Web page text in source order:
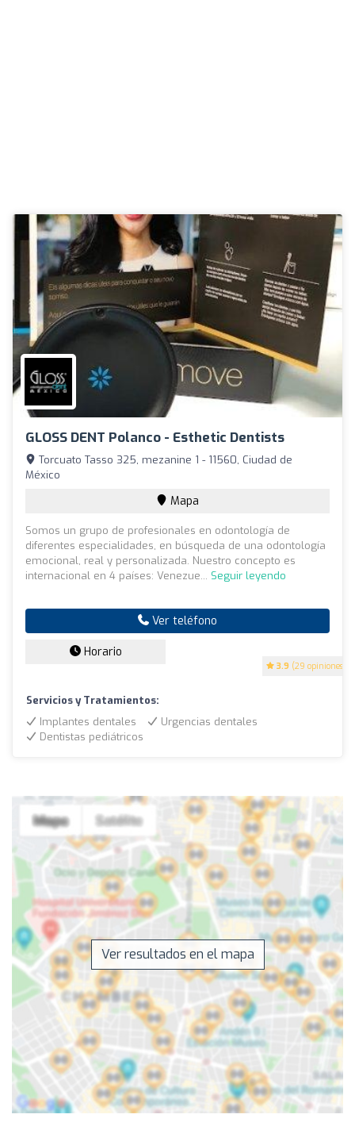
GLOSS DENT Polanco - Esthetic Dentists
3.9 (29 opiniones)
Torcuato Tasso 325, mezanine 1 - 11560, Ciudad de
México
Mapa
Somos un grupo de profesionales en odontología de
diferentes especialidades, en búsqueda de una odontología
emocional, real y personalizada. Nuestro concepto es
internacional en 4 países: Venezue... Seguir leyendo
Ver teléfono
Horario
Servicios y Tratamientos:
Implantes dentales
Urgencias dentales
Dentistas pediátricos
Ver resultados en el mapa